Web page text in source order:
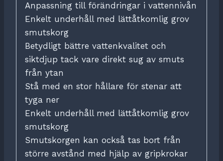
Anpassning till förändringar i vattennivån
Enkelt underhåll med lättåtkomlig grov
smutskorg
Betydligt bättre vattenkvalitet och
siktdjup tack vare direkt sug av smuts
från ytan
Stå med en stor hållare för stenar att
tyga ner
Enkelt underhåll med lättåtkomlig grov
smutskorg
Smutskorgen kan också tas bort från
större avstånd med hjälp av gripkrokar